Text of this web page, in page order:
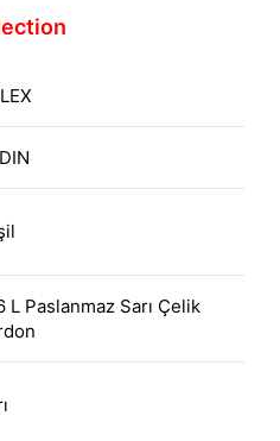
L Paslanmaz Sarı Çelik